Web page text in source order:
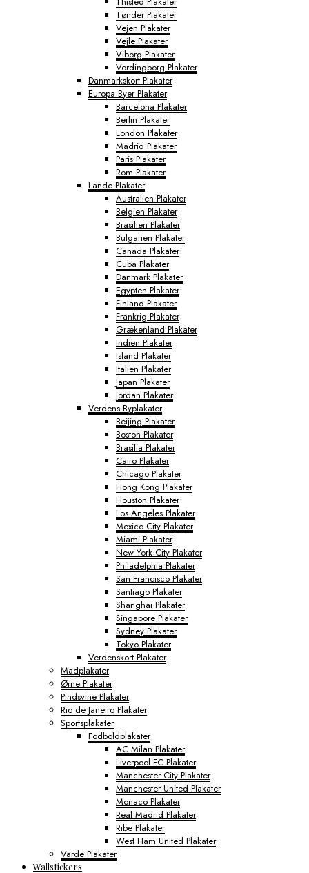
Tønder Plakater
Vejen Plakater
Vejle Plakater
Viborg Plakater
Vordingborg Plakater
Danmarkskort Plakater
Europa Byer Plakater
Barcelona Plakater
Berlin Plakater
London Plakater
Madrid Plakater
Paris Plakater
Rom Plakater
Lande Plakater
Australien Plakater
Belgien Plakater
Brasilien Plakater
Bulgarien Plakater
Canada Plakater
Cuba Plakater
Danmark Plakater
Egypten Plakater
Finland Plakater
Frankrig Plakater
Grækenland Plakater
Indien Plakater
Island Plakater
Italien Plakater
Japan Plakater
Jordan Plakater
Verdens Byplakater
Beijing Plakater
Boston Plakater
Brasilia Plakater
Cairo Plakater
Chicago Plakater
Hong Kong Plakater
Houston Plakater
Los Angeles Plakater
Mexico City Plakater
Miami Plakater
New York City Plakater
Philadelphia Plakater
San Francisco Plakater
Santiago Plakater
Shanghai Plakater
Singapore Plakater
Sydney Plakater
Tokyo Plakater
Verdenskort Plakater
Madplakater
Ørne Plakater
Pindsvine Plakater
Rio de Janeiro Plakater
Sportsplakater
Fodboldplakater
AC Milan Plakater
Liverpool FC Plakater
Manchester City Plakater
Manchester United Plakater
Monaco Plakater
Real Madrid Plakater
Ribe Plakater
West Ham United Plakater
Varde Plakater
Wallstickers